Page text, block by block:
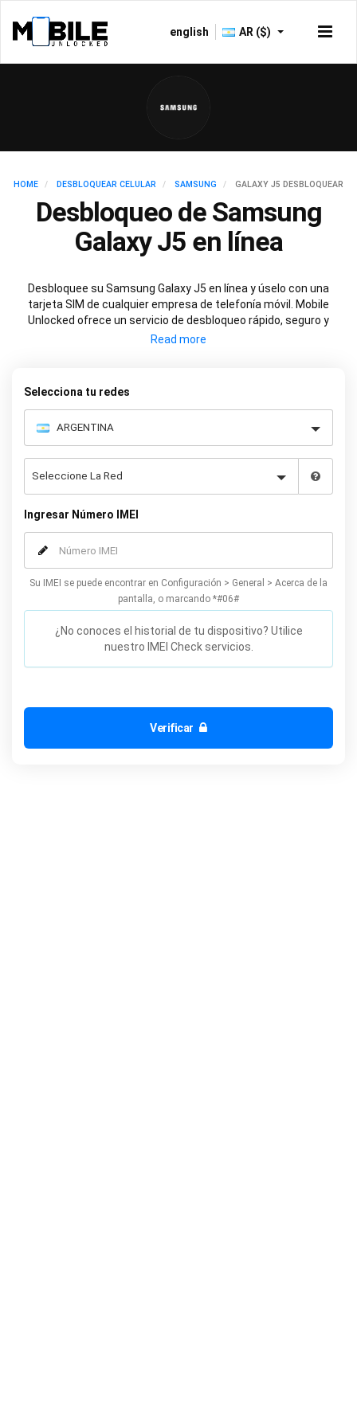
english AR ($)
HOME DESBLOQUEAR CELULAR SAMSUNG GALAXY J5 DESBLOQUEAR
Desbloqueo de Samsung
Galaxy J5 en línea
Desbloquee su Samsung Galaxy J5 en línea y úselo con una
tarjeta SIM de cualquier empresa de telefonía móvil. Mobile
Unlocked ofrece un servicio de desbloqueo rápido, seguro y
permanente para su Samsung J5 que implica escanear las
garantía ni el rendimiento de su teléfono y puede hacerse desde
hoy mismo usando nuestro simple formulario en línea.
Selecciona tu redes
Ingresar Número IMEI
Su IMEI se puede encontrar en Configuración > General > Acerca de la
pantalla, o marcando *#06#
¿No conoces el historial de tu dispositivo? Utilice
nuestro IMEI Check servicios.
Verificar